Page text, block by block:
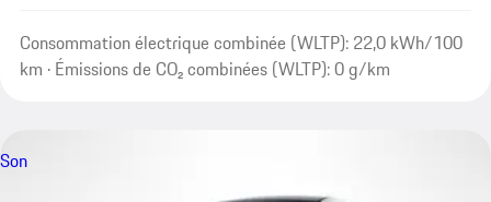
Consommation électrique combinée (WLTP): 22,0 kWh/100
km · Émissions de CO₂ combinées (WLTP): 0 g/km
Son